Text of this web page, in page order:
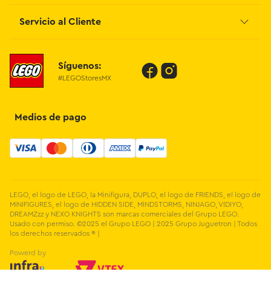
Blog
Facturación
Servicio al Cliente
Preguntas Frecuentes
Métodos de Pago
Devoluciones de Compras en Línea
Síguenos:
#LEGOStoresMX
Medios de pago
LEGO, el logo de LEGO, la Minifigura, DUPLO, el logo de FRIENDS, el logo de
MINIFIGURES, el logo de HIDDEN SIDE, MINDSTORMS, NINJAGO, VIDIYO,
DREAMZzz y NEXO KNIGHTS son marcas comerciales del Grupo LEGO.
Usado con permiso. ©2025 el Grupo LEGO | 2025 Grupo Juguetron | Todos
los derechos reservados ® |
Powerd by